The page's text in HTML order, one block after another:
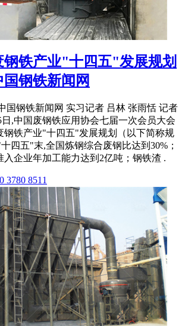
钢铁产业"十四五"发展规划
钢铁新闻网
国钢铁新闻网 实习记者 吕林 张雨恬 记者
日,中国废钢铁应用协会七届一次会员大会
钢铁产业"十四五"发展规划（以下简称规
四五"末,全国炼钢综合废钢比达到30%；
入企业年加工能力达到2亿吨；钢铁渣 .
3780 8511